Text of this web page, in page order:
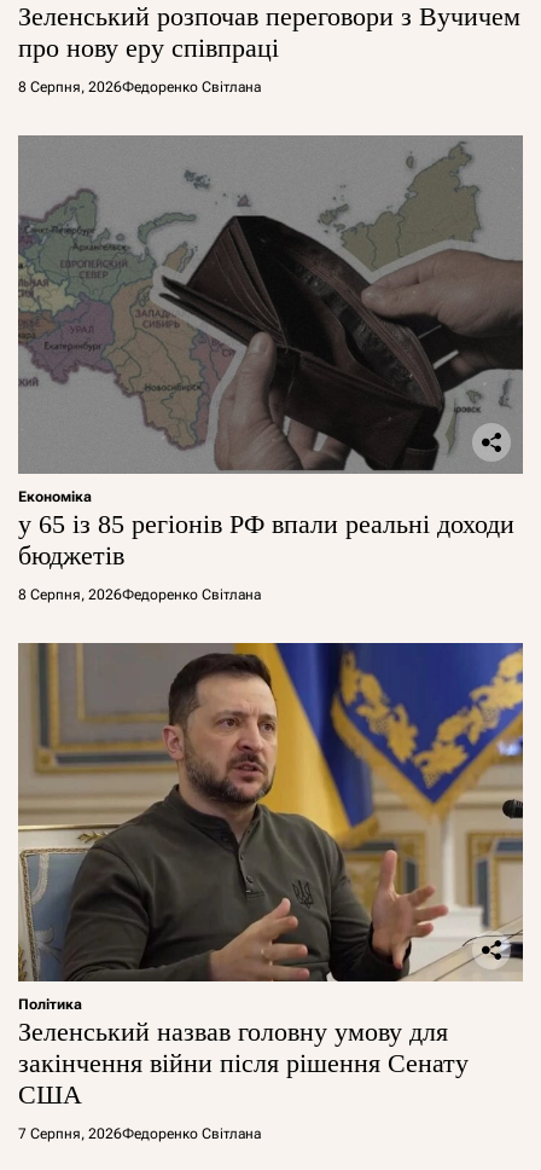
Зеленський розпочав переговори з Вучичем
про нову еру співпраці
8 Серпня, 2026Федоренко Світлана
Економіка
у 65 із 85 регіонів РФ впали реальні доходи
бюджетів
8 Серпня, 2026Федоренко Світлана
Політика
Зеленський назвав головну умову для
закінчення війни після рішення Сенату
США
7 Серпня, 2026Федоренко Світлана